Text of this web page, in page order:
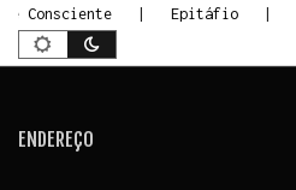
Consciente Epitáfio
ENDEREÇO